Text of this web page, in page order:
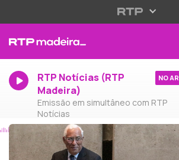
RTP Notícias (RTP
Madeira)
Emissão em simultâneo com RTP
Notícias
NO AR